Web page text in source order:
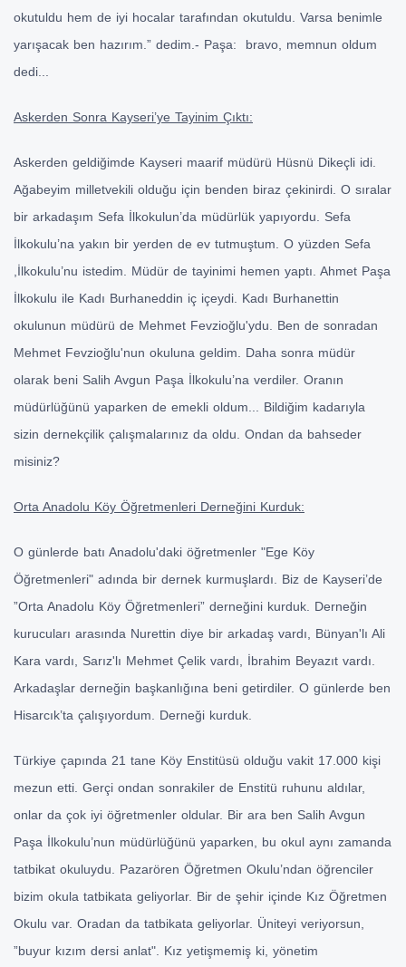
okutuldu hem de iyi hocalar tarafından okutuldu. Varsa benimle
yarışacak ben hazırım.” dedim.- Paşa: bravo, memnun oldum
dedi...
Askerden Sonra Kayseri’ye Tayinim Çıktı:
Askerden geldiğimde Kayseri maarif müdürü Hüsnü Dikeçli idi.
Ağabeyim milletvekili olduğu için benden biraz çekinirdi. O sıralar
bir arkadaşım Sefa İlkokulun’da müdürlük yapıyordu. Sefa
İlkokulu’na yakın bir yerden de ev tutmuştum. O yüzden Sefa
,İlkokulu’nu istedim. Müdür de tayinimi hemen yaptı. Ahmet Paşa
İlkokulu ile Kadı Burhaneddin iç içeydi. Kadı Burhanettin
okulunun müdürü de Mehmet Fevzioğlu'ydu. Ben de sonradan
Mehmet Fevzioğlu'nun okuluna geldim. Daha sonra müdür
olarak beni Salih Avgun Paşa İlkokulu’na verdiler. Oranın
müdürlüğünü yaparken de emekli oldum... Bildiğim kadarıyla
sizin dernekçilik çalışmalarınız da oldu. Ondan da bahseder
misiniz?
Orta Anadolu Köy Öğretmenleri Derneğini Kurduk:
O günlerde batı Anadolu'daki öğretmenler "Ege Köy
Öğretmenleri" adında bir dernek kurmuşlardı. Biz de Kayseri’de
”Orta Anadolu Köy Öğretmenleri” derneğini kurduk. Derneğin
kurucuları arasında Nurettin diye bir arkadaş vardı, Bünyan'lı Ali
Kara vardı, Sarız'lı Mehmet Çelik vardı, İbrahim Beyazıt vardı.
Arkadaşlar derneğin başkanlığına beni getirdiler. O günlerde ben
Hisarcık’ta çalışıyordum. Derneği kurduk.
Türkiye çapında 21 tane Köy Enstitüsü olduğu vakit 17.000 kişi
mezun etti. Gerçi ondan sonrakiler de Enstitü ruhunu aldılar,
onlar da çok iyi öğretmenler oldular. Bir ara ben Salih Avgun
Paşa İlkokulu’nun müdürlüğünü yaparken, bu okul aynı zamanda
tatbikat okuluydu. Pazarören Öğretmen Okulu’ndan öğrenciler
bizim okula tatbikata geliyorlar. Bir de şehir içinde Kız Öğretmen
Okulu var. Oradan da tatbikata geliyorlar. Üniteyi veriyorsun,
”buyur kızım dersi anlat". Kız yetişmemiş ki, yönetim